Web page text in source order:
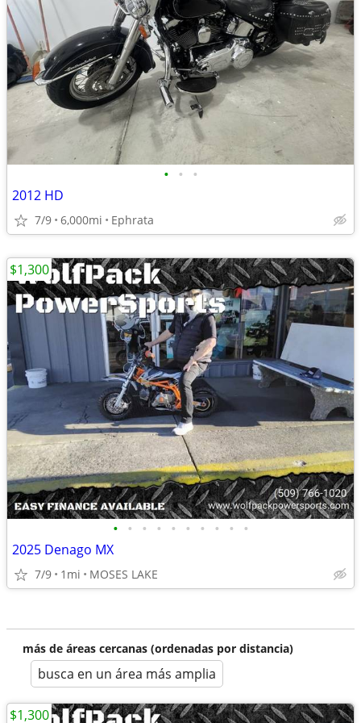
• • •
2012 HD
7/9 6,000mi Ephrata
• • • • • • • • • •
2025 Denago MX
7/9 1mi MOSES LAKE
$1,300
más de áreas cercanas (ordenadas por distancia)
busca en un área más amplia
$1,300